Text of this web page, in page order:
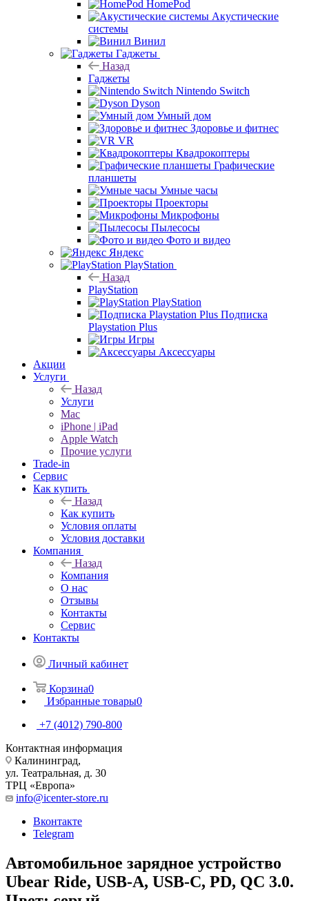
HomePod
Акустические
системы
Винил
Гаджеты
Назад
Гаджеты
Nintendo Switch
Dyson
Умный дом
Здоровье и фитнес
VR
Квадрокоптеры
Графические
планшеты
Умные часы
Проекторы
Микрофоны
Пылесосы
Фото и видео
Яндекс
PlayStation
Назад
PlayStation
PlayStation
Подписка
Playstation Plus
Игры
Аксессуары
Акции
Услуги
Назад
Услуги
Mac
iPhone | iPad
Apple Watch
Прочие услуги
Trade-in
Сервис
Как купить
Назад
Как купить
Условия оплаты
Условия доставки
Компания
Назад
Компания
О нас
Отзывы
Контакты
Сервис
Контакты
Личный кабинет
Корзина0
Избранные товары0
+7 (4012) 790-800
Контактная информация
Калининград,
ул. Театральная, д. 30
ТРЦ «Европа»
info@icenter-store.ru
Вконтакте
Telegram
Автомобильное зарядное устройство
Ubear Ride, USB-A, USB-C, PD, QC 3.0.